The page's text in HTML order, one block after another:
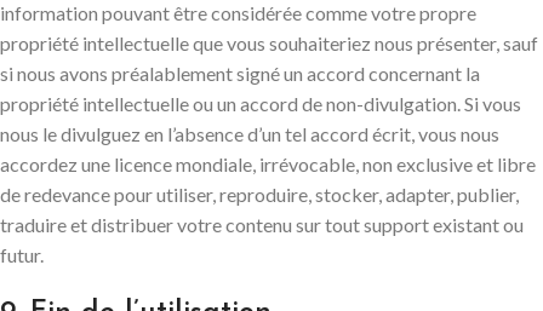
information pouvant être considérée comme votre propre
propriété intellectuelle que vous souhaiteriez nous présenter, sauf
si nous avons préalablement signé un accord concernant la
propriété intellectuelle ou un accord de non-divulgation. Si vous
nous le divulguez en l’absence d’un tel accord écrit, vous nous
accordez une licence mondiale, irrévocable, non exclusive et libre
de redevance pour utiliser, reproduire, stocker, adapter, publier,
traduire et distribuer votre contenu sur tout support existant ou
futur.